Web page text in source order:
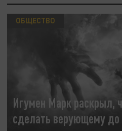
Игумен Марк раскрыл,
сделать верующему до
ОБЩЕСТВО